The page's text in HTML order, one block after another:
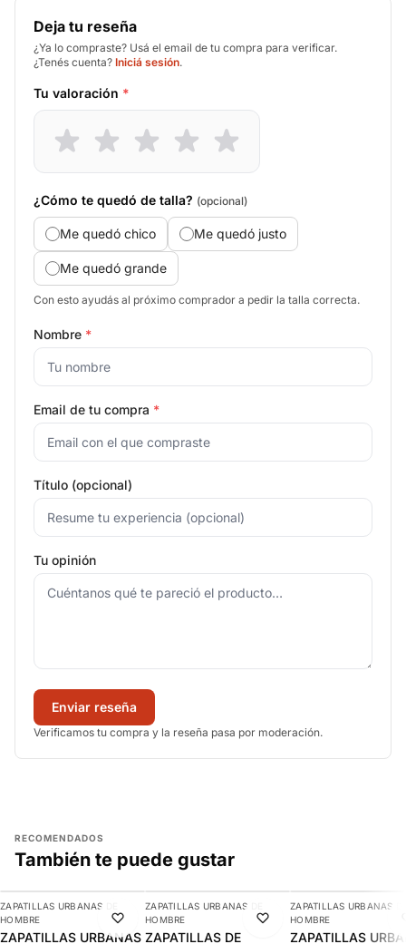
Deja tu reseña
¿Ya lo compraste? Usá el email de tu compra para verificar.
¿Tenés cuenta? Iniciá sesión.
Tu valoración *
¿Cómo te quedó de talla? (opcional)
Me quedó chico Me quedó justo
Me quedó grande
Con esto ayudás al próximo comprador a pedir la talla correcta.
Nombre *
Email de tu compra *
Título (opcional)
Tu opinión
Enviar reseña
Verificamos tu compra y la reseña pasa por moderación.
RECOMENDADOS
También te puede gustar
-10%
AGREGAR
ZAPATILLAS URBANAS DE
HOMBRE
ZAPATILLAS URBANAS
-11%
AGREGAR
ZAPATILLAS URBANAS DE
HOMBRE
ZAPATILLAS DE
-7%
ZAPATILLAS URBANAS
HOMBRE
ZAPATILLAS